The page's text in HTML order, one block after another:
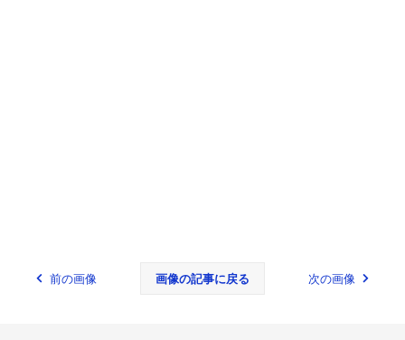
前の画像 画像の記事に戻る 次の画像